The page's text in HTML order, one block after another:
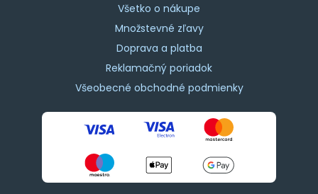
Všetko o nákupe
Množstevné zľavy
Doprava a platba
Reklamačný poriadok
Všeobecné obchodné podmienky